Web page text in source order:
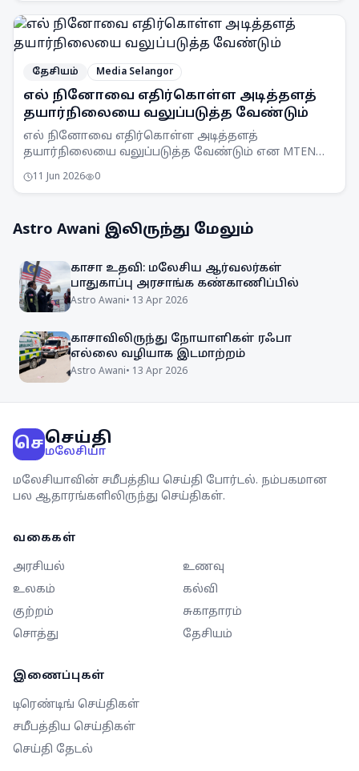
தேசியம் Media Selangor
எல் நினோவை எதிர்கொள்ள அடித்தளத்
தயார்நிலையை வலுப்படுத்த வேண்டும்
எல் நினோவை எதிர்கொள்ள அடித்தளத்
தயார்நிலையை வலுப்படுத்த வேண்டும் என MTEN
விழிப்புணர்வு அதிகரிக்கப்படும்.
11 Jun 2026 0
Astro Awani இலிருந்து மேலும்
காசா உதவி: மலேசிய ஆர்வலர்கள்
பாதுகாப்பு அரசாங்க கண்காணிப்பில்
Astro Awani• 13 Apr 2026
காசாவிலிருந்து நோயாளிகள் ரஃபா
எல்லை வழியாக இடமாற்றம்
Astro Awani• 13 Apr 2026
செசெய்தி
மலேசியா
மலேசியாவின் சமீபத்திய செய்தி போர்டல். நம்பகமான
பல ஆதாரங்களிலிருந்து செய்திகள்.
வகைகள்
அரசியல்
உணவு
உலகம்
கல்வி
குற்றம்
சுகாதாரம்
சொத்து
தேசியம்
இணைப்புகள்
டிரெண்டிங் செய்திகள்
சமீபத்திய செய்திகள்
செய்தி தேடல்